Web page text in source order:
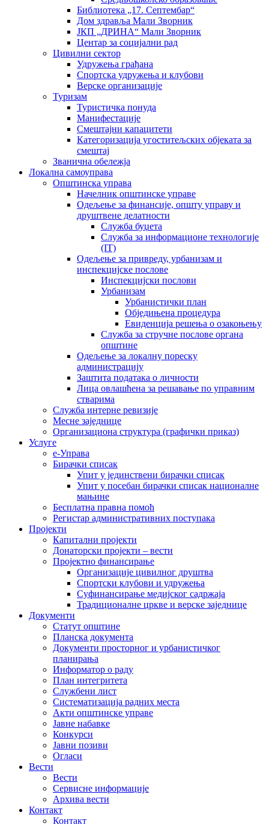
Библиотека „17. Септембар“
Дом здравља Мали Зворник
ЈКП „ДРИНА“ Мали Зворник
Центар за социјални рад
Цивилни сектор
Удружења грађана
Спортска удружења и клубови
Верске организације
Туризам
Туристичка понуда
Манифестације
Смештајни капацитети
Категоризација угоститељских објеката за
смештај
Званична обележја
Локална самоуправа
Општинска управа
Начелник општинске управе
Одељење за финансије, општу управу и
друштвене делатности
Служба буџета
Служба за информационе технологије
(IT)
Одељење за привреду, урбанизам и
инспекцијске послове
Инспекцијски послови
Урбанизам
Урбанистички план
Обједињена процедура
Евиденција решења о озакоњењу
Служба за стручне послове органа
општине
Одељење за локалну пореску
администрацију
Заштита података о личности
Лица овлашћена за решавање по управним
стварима
Служба интерне ревизије
Месне заједнице
Организациона структура (графички приказ)
Услуге
е-Управа
Бирачки списак
Упит у јединствени бирачки списак
Упит у посебан бирачки списак националне
мањине
Бесплатна правна помоћ
Регистар административних поступака
Пројекти
Капитални пројекти
Донаторски пројекти – вести
Пројектно финансирање
Организације цивилног друштва
Спортски клубови и удружења
Суфинансирање медијског садржаја
Традиционалне цркве и верске заједнице
Документи
Статут општине
Планска документа
Документи просторног и урбанистичког
планирања
Информатор о раду
План интегритета
Службени лист
Систематизација радних места
Акти општинске управе
Јавне набавке
Конкурси
Јавни позиви
Огласи
Вести
Вести
Сервисне информације
Архива вести
Контакт
Контакт